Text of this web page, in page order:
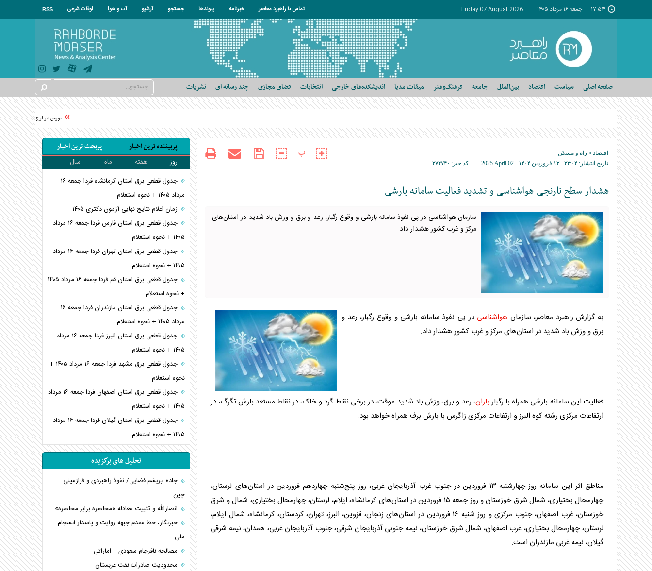
۱۷:۵۳ جمعه ۱۶ مرداد ۱۴۰۵ Friday 07 August 2026 تماس با راهبرد معاصر خبرنامه پیوندها جستجو آرشیو آب و هوا اوقات شرعی RSS
صفحه اصلی سیاست اقتصاد بین‌الملل جامعه فرهنگ‌وهنر میقات مدیا اندیشکده‌های خارجی انتخابات فضای مجازی چند رسانه ای نشریات
بورس در اوج؛ شاخص‌های بورس به
اقتصاد » راه و مسکن
تاریخ انتشار: ۲۲:۰۴ - ۱۳ فروردين ۱۴۰۴ - 2025 April 02 کد خبر: ۲۷۴۷۴۰
پ
هشدار سطح نارنجی هواشناسی و تشدید فعالیت سامانه بارشی
سازمان هواشناسی در پی نفوذ سامانه بارشی و وقوع رگبار، رعد و برق و وزش باد شدید در استان‌های
مرکز و غرب کشور هشدار داد.
به گزارش راهبرد معاصر، سازمان هواشناسی در پی نفوذ سامانه بارشی و وقوع رگبار، رعد و
برق و وزش باد شدید در استان‌های مرکز و غرب کشور هشدار داد.
فعالیت این سامانه بارشی همراه با رگبار باران، رعد و برق، وزش باد شدید موقت، در برخی نقاط گرد و خاک، در نقاط مستعد بارش تگرگ، در
ارتفاعات مرکزی رشته کوه البرز و ارتفاعات مرکزی زاگرس با بارش برف همراه خواهد بود.
مناطق اثر این سامانه روز چهارشنبه ۱۳ فروردین در جنوب غرب آذربایجان غربی، روز پنج‌شنبه چهاردهم فروردین در استان‌های لرستان،
چهارمحال بختیاری، شمال شرق خوزستان و روز جمعه ۱۵ فروردین در استان‌های کرمانشاه، ایلام، لرستان، چهارمحال بختیاری، شمال و شرق
خوزستان، غرب اصفهان، جنوب مرکزی و روز شنبه ۱۶ فروردین در استان‌های زنجان، قزوین، البرز، تهران، کردستان، کرمانشاه، شمال ایلام،
لرستان، چهارمحال بختیاری، غرب اصفهان، شمال شرق خوزستان، نیمه جنوبی آذربایجان شرقی، جنوب آذربایجان غربی، همدان، نیمه شرقی
گیلان، نیمه غربی مازندران است.
پربیننده ترین اخبار پربحث ترین اخبار
روز هفته ماه
سال
جدول قطعی برق استان کرمانشاه فردا جمعه ۱۶
مرداد ۱۴۰۵ + نحوه استعلام
زمان اعلام نتایج نهایی آزمون دکتری ۱۴۰۵
جدول قطعی برق استان فارس فردا جمعه ۱۶ مرداد
۱۴۰۵ + نحوه استعلام
جدول قطعی برق استان تهران فردا جمعه ۱۶ مرداد
۱۴۰۵ + نحوه استعلام
جدول قطعی برق استان قم فردا جمعه ۱۶ مرداد ۱۴۰۵
+ نحوه استعلام
جدول قطعی برق استان مازندران فردا جمعه ۱۶
مرداد ۱۴۰۵ + نحوه استعلام
جدول قطعی برق استان البرز فردا جمعه ۱۶ مرداد
۱۴۰۵ + نحوه استعلام
جدول قطعی برق مشهد فردا جمعه ۱۶ مرداد ۱۴۰۵ +
نحوه استعلام
جدول قطعی برق استان اصفهان فردا جمعه ۱۶ مرداد
۱۴۰۵ + نحوه استعلام
جدول قطعی برق استان گیلان فردا جمعه ۱۶ مرداد
۱۴۰۵ + نحوه استعلام
تحلیل های برگزیده
جاده ابریشم فضایی/ نفوذ راهبردی و فرازمینی
چین
انصارالله و تثبیت معادله «محاصره برابر محاصره»
خبرنگار، خط مقدم جبهه روایت و پاسدار انسجام
ملی
مصالحه نافرجام سعودی – اماراتی
محدودیت صادرات نفت عربستان